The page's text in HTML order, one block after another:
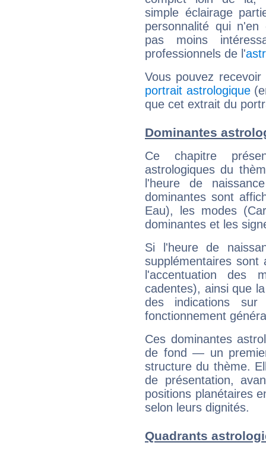
simple éclairage
personnalité qui n'en
pas moins
professionnels de l'
Vous pouvez
portrait astrologique
que cet extrait du
Dominantes
Ce chapitre
astrologiques du
l'heure de
dominantes sont
Eau), les modes
dominantes et les
Si l'heure de
supplémentaires sont
l'accentuation des
cadentes), ainsi que
des indications sur
fonctionnement
Ces dominantes
de fond — un
structure du thème.
de présentation,
positions planétaires
selon leurs dignités.
Quadrants